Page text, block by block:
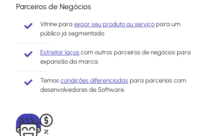
Parceiros de Negócios
Vitrine para expor seu produto ou serviço para um
público já segmentado.
Estreitar laços com outros parceiros de negócios para
expansão da marca.
Temos condições diferenciadas para parcerias com
desenvolvedores de Software.